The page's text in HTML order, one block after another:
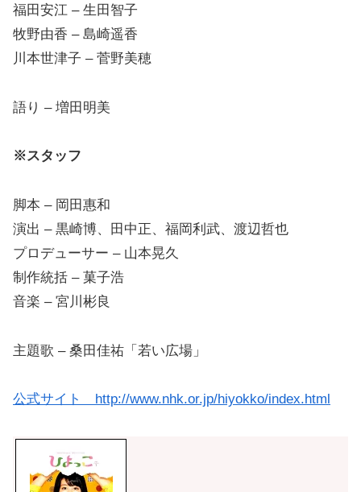
福田安江 – 生田智子
牧野由香 – 島崎遥香
川本世津子 – 菅野美穂
語り – 増田明美
※スタッフ
脚本 – 岡田惠和
演出 – 黒崎博、田中正、福岡利武、渡辺哲也
プロデューサー – 山本晃久
制作統括 – 菓子浩
音楽 – 宮川彬良
主題歌 – 桑田佳祐「若い広場」
公式サイト http://www.nhk.or.jp/hiyokko/index.html